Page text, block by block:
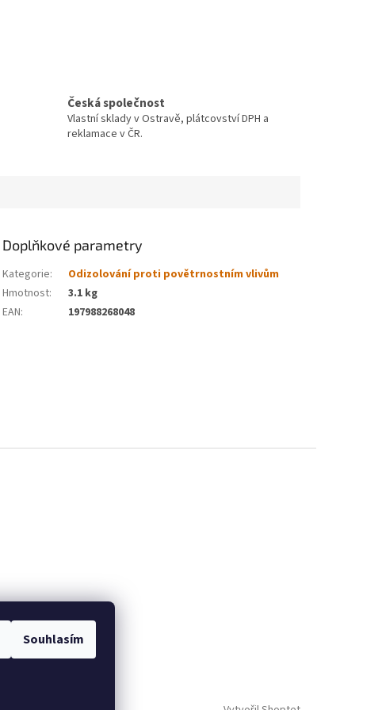
Souhlasím
Česká společnost
Vlastní sklady v Ostravě, plátcovství DPH a
reklamace v ČR.
Doplňkové parametry
Kategorie:
Odizolování proti povětrnostním vlivům
Hmotnost:
3.1 kg
EAN: 197988268048